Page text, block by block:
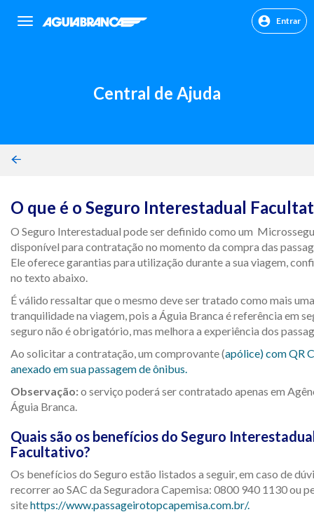
sr.header.toggle.navigation Entrar
Central de Ajuda
O que é o Seguro Interestadual
O Seguro Interestadual pode ser definido como um
disponível para contratação no momento da compra das
Ele oferece garantias para utilização durante a sua viagem,
no texto abaixo.
É válido ressaltar que o mesmo deve ser tratado como mais
tranquilidade na viagem, pois a Águia Branca é referência em
seguro não é obrigatório, mas melhora a experiência dos
Ao solicitar a contratação, um comprovante (apólice) com QR
anexado em sua passagem de ônibus.
Observação:o serviço poderá ser contratado apenas em
Águia Branca.
Quais são os benefícios do Seguro
Facultativo?
Os benefícios do Seguro estão listados a seguir, em caso de
recorrer ao SAC da Seguradora Capemisa: 0800 940 1130 ou
sitehttps://www.passageirotopcapemisa.com.br/.